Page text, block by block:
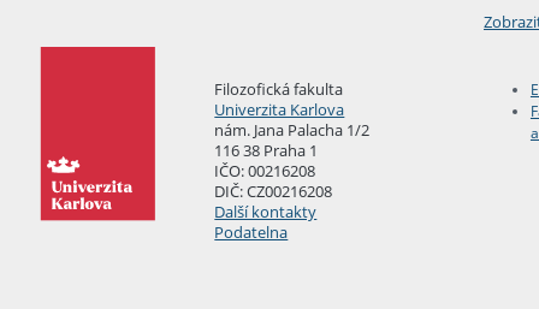
Filozofická fakulta
Univerzita Karlova
nám. Jana Palacha 1/2
116 38 Praha 1
IČO: 00216208
DIČ: CZ00216208
Další kontakty
Podatelna